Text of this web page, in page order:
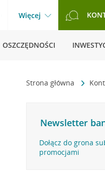
Więcej
OSZCZĘDNOŚCI
Strona główna
Newsletter
Dołącz do grona
promocjami